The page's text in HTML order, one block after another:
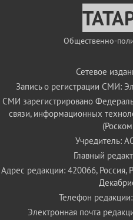
Общественно-
Сетевое
Запись о регистрации СМИ:
СМИ зарегистрировано
связи, информационных
Учредитель:
Главный
Адрес редакции: 420066, Россия,
Телефон редакции:
Электронная почта